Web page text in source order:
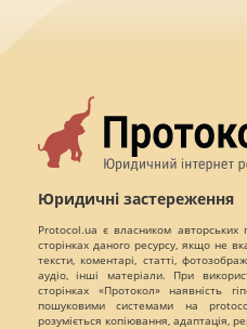
Юридичні застереження
Protocol.ua є власником
сторінках даного ресурсу, якщо не
тексти, коментарі, статті,
аудіо, інші матеріали. При
сторінках «Протокол» наявність
пошуковими системами на
розуміється копіювання, адаптація,